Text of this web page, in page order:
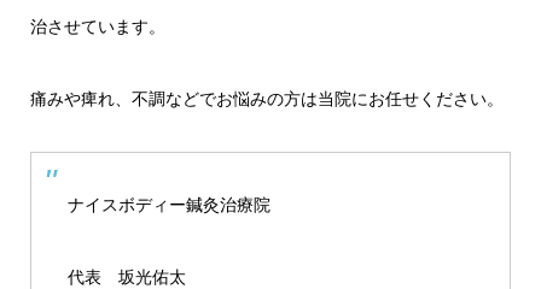
治させています。
痛みや痺れ、不調などでお悩みの方は当院にお任せください。
ナイスボディー鍼灸治療院
代表 坂光佑太